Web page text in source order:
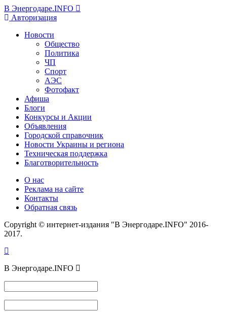
В Энергодаре.INFO
Авторизация
Новости
Общество
Политика
ЧП
Спорт
АЭС
Фотофакт
Афиша
Блоги
Конкурсы и Акции
Объявления
Городской справочник
Новости Украины и региона
Техническая поддержка
Благотворительность
О нас
Реклама на сайте
Контакты
Обратная связь
Copyright © интернет-издания "В Энергодаре.INFO" 2016-
2017.
В Энергодаре.INFO